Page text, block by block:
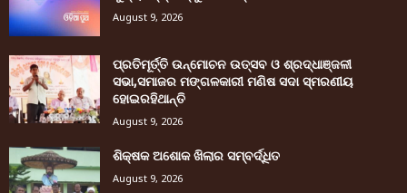
August 9, 2026
ପ୍ରତିମୂର୍ତ୍ତି ଉନ୍ମୋଚନ ଉତ୍ସବ ଓ ଶ୍ରଦ୍ଧାଞ୍ଜଳୀ
ସଭା,ସମାଜର ମଙ୍ଗଳକାରୀ ମଣିଷ ସଦା ସ୍ମରଣୀୟ
ହୋଇରହିଥାନ୍ତି
August 9, 2026
ଶିକ୍ଷକ ଅଶୋକ ଖିଲାର ସମ୍ବର୍ଦ୍ଧିତ
August 9, 2026